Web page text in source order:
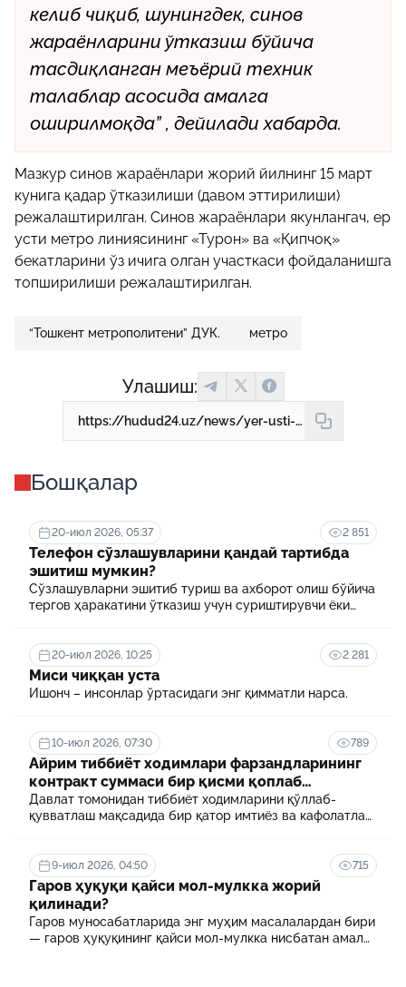
келиб чиқиб, шунингдек, синов
жараёнларини ўтказиш бўйича
тасдиқланган меъёрий техник
талаблар асосида амалга
оширилмоқда” , дейилади хабарда.
Мазкур синов жараёнлари жорий йилнинг 15 март
кунига қадар ўтказилиши (давом эттирилиши)
режалаштирилган. Синов жараёнлари якунлангач, ер
усти метро линиясининг «Турон» ва «Қипчоқ»
бекатларини ўз ичига олган участкаси фойдаланишга
топширилиши режалаштирилган.
“Тошкент метрополитени” ДУК. метро
Улашиш:
https://hudud24.uz/news/yer-usti-metrosining-2-bekatini-foydalanishga-topshirish-rejalashtirilmoqda
Бошқалар
20-июл 2026, 05:37 2 851
Телефон сўзлашувларини қандай тартибда
эшитиш мумкин?
Сўзлашувларни эшитиб туриш ва ахборот олиш бўйича
тергов ҳаракатини ўтказиш учун суриштирувчи ёки
20-июл 2026, 10:25 2 281
Миси чиққан уста
Ишонч – инсонлар ўртасидаги энг қимматли нарса.
10-июл 2026, 07:30 789
Айрим тиббиёт ходимлари фарзандларининг
контракт суммаси бир қисми қоплаб
берилади
Давлат томонидан тиббиёт ходимларини қўллаб-
қувватлаш мақсадида бир қатор имтиёз ва кафолатлар
муассасасида ўқиш учун тўланадиган контракт
маблағининг бир қисмини қоплаб бериш тартибидир
9-июл 2026, 04:50 715
Гаров ҳуқуқи қайси мол-мулкка жорий
қилинади?
Гаров муносабатларида энг муҳим масалалардан бири
— гаров ҳуқуқининг қайси мол-мулкка нисбатан амал